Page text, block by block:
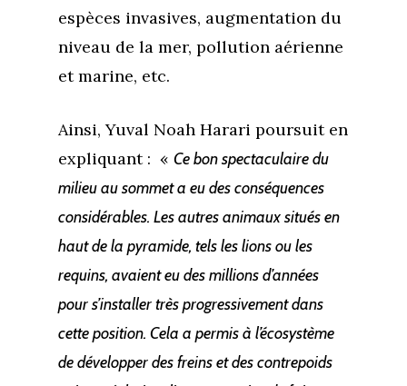
espèces invasives, augmentation du
niveau de la mer, pollution aérienne
et marine, etc.
Ainsi, Yuval Noah Harari poursuit en
expliquant : « Ce bon spectaculaire du
milieu au sommet a eu des conséquences
considérables. Les autres animaux situés en
haut de la pyramide, tels les lions ou les
requins, avaient eu des millions d’années
pour s’installer très progressivement dans
cette position. Cela a permis à l’écosystème
de développer des freins et des contrepoids